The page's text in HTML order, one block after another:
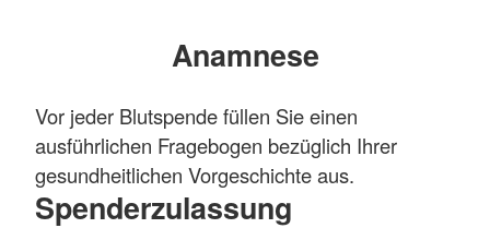
Anamnese
Vor jeder Blutspende füllen Sie einen
ausführlichen Fragebogen bezüglich Ihrer
gesundheitlichen Vorgeschichte aus.
Spenderzulassung